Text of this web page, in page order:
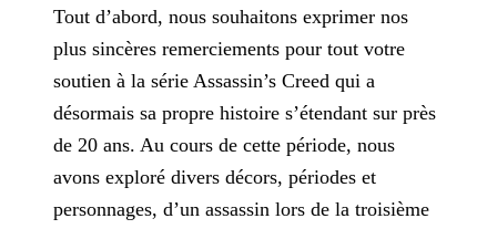
Tout d’abord, nous souhaitons exprimer nos
plus sincères remerciements pour tout votre
soutien à la série Assassin’s Creed qui a
désormais sa propre histoire s’étendant sur près
de 20 ans. Au cours de cette période, nous
avons exploré divers décors, périodes et
personnages, d’un assassin lors de la troisième